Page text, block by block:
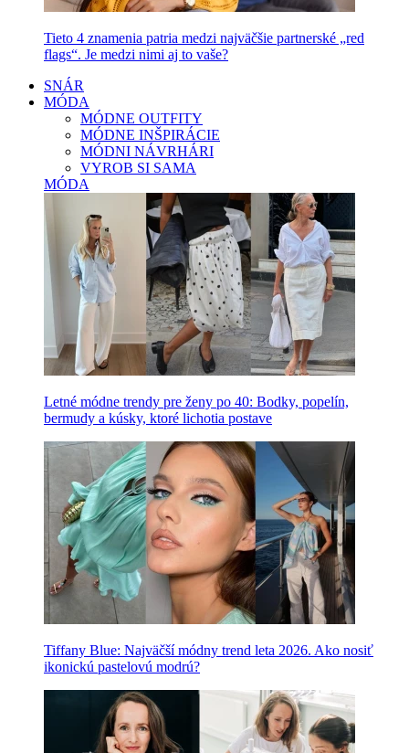
Tieto 4 znamenia patria medzi najväčšie partnerské „red
flags“. Je medzi nimi aj to vaše?
SNÁR
MÓDA
MÓDNE OUTFITY
MÓDNE INŠPIRÁCIE
MÓDNI NÁVRHÁRI
VYROB SI SAMA
MÓDA
Letné módne trendy pre ženy po 40: Bodky, popelín,
bermudy a kúsky, ktoré lichotia postave
Tiffany Blue: Najväčší módny trend leta 2026. Ako nosiť
ikonickú pastelovú modrú?